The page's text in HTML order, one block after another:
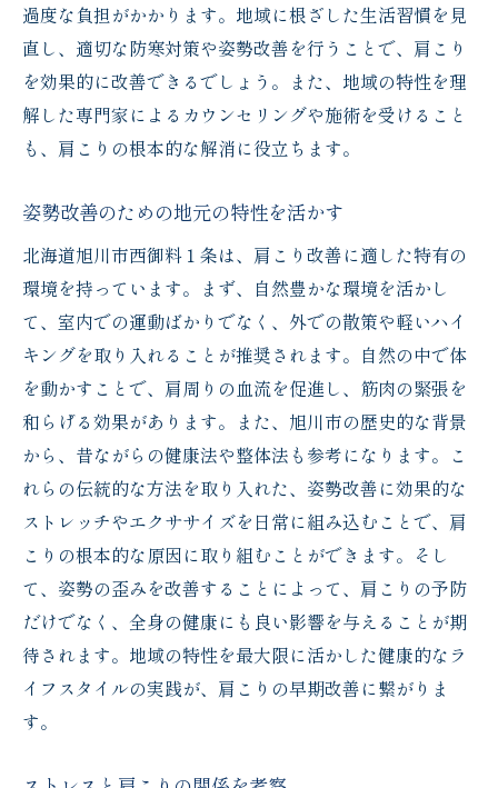
過度な負担がかかります。地域に根ざした生活習慣を見
直し、適切な防寒対策や姿勢改善を行うことで、肩こり
を効果的に改善できるでしょう。また、地域の特性を理
解した専門家によるカウンセリングや施術を受けること
も、肩こりの根本的な解消に役立ちます。
姿勢改善のための地元の特性を活かす
北海道旭川市西御料１条は、肩こり改善に適した特有の
環境を持っています。まず、自然豊かな環境を活かし
て、室内での運動ばかりでなく、外での散策や軽いハイ
キングを取り入れることが推奨されます。自然の中で体
を動かすことで、肩周りの血流を促進し、筋肉の緊張を
和らげる効果があります。また、旭川市の歴史的な背景
から、昔ながらの健康法や整体法も参考になります。こ
れらの伝統的な方法を取り入れた、姿勢改善に効果的な
ストレッチやエクササイズを日常に組み込むことで、肩
こりの根本的な原因に取り組むことができます。そし
て、姿勢の歪みを改善することによって、肩こりの予防
だけでなく、全身の健康にも良い影響を与えることが期
待されます。地域の特性を最大限に活かした健康的なラ
イフスタイルの実践が、肩こりの早期改善に繋がりま
す。